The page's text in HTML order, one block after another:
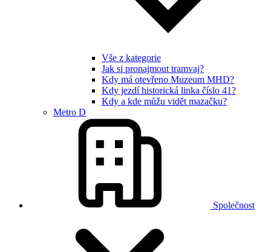
Vše z kategorie
Jak si pronajmout tramvaj?
Kdy má otevřeno Muzeum MHD?
Kdy jezdí historická linka číslo 41?
Kdy a kde můžu vidět mazačku?
Metro D
Společnost